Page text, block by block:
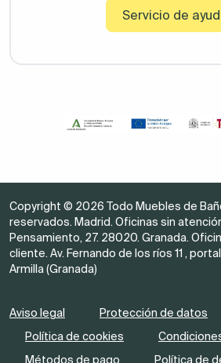
Servicio de
Copyright © 2026 Todo Muebles de
reservados. Madrid. Oficinas sin
Pensamiento, 27. 28020. Granada.
cliente. Av. Fernando de los ríos 11 , portal
Armilla (Granada)
Aviso legal
Protección de datos
Política de cookies
Métodos de pago
Política de